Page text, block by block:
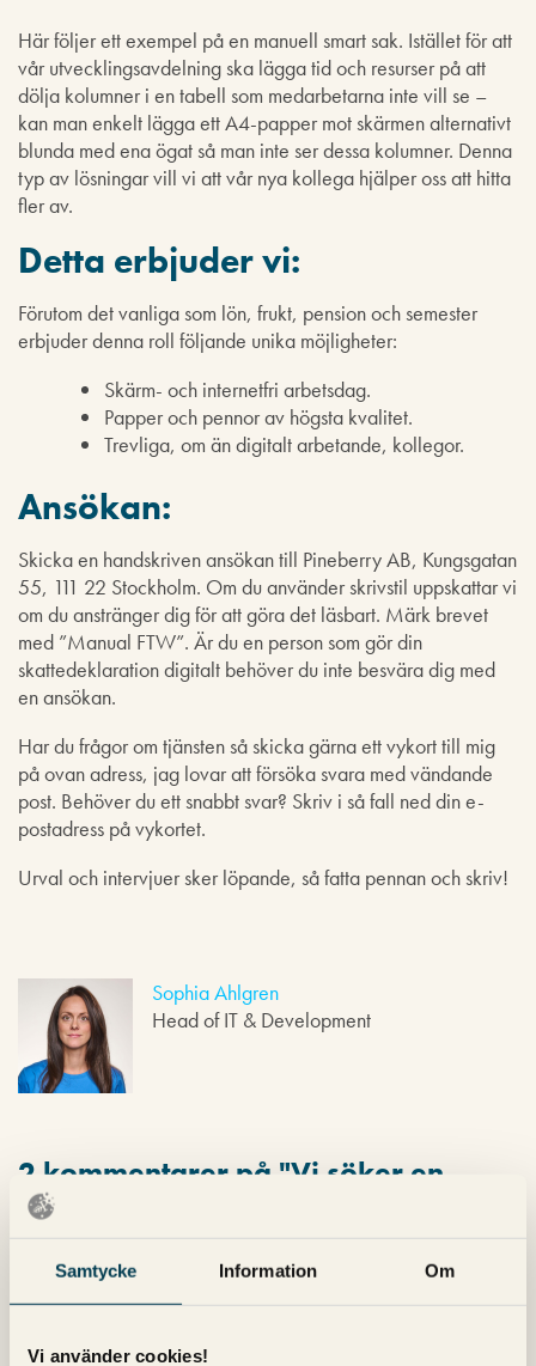
Samtycke Information Om
Vi använder cookies!
Här följer ett exempel på en manuell smart sak. Istället för att
vår utvecklingsavdelning ska lägga tid och resurser på att
dölja kolumner i en tabell som medarbetarna inte vill se –
kan man enkelt lägga ett A4-papper mot skärmen alternativt
blunda med ena ögat så man inte ser dessa kolumner. Denna
typ av lösningar vill vi att vår nya kollega hjälper oss att hitta
fler av.
Detta erbjuder vi:
Förutom det vanliga som lön, frukt, pension och semester
erbjuder denna roll följande unika möjligheter:
Skärm- och internetfri arbetsdag.
Papper och pennor av högsta kvalitet.
Trevliga, om än digitalt arbetande, kollegor.
Ansökan:
Skicka en handskriven ansökan till Pineberry AB, Kungsgatan
55, 111 22 Stockholm. Om du använder skrivstil uppskattar vi
om du anstränger dig för att göra det läsbart. Märk brevet
med ”Manual FTW”. Är du en person som gör din
skattedeklaration digitalt behöver du inte besvära dig med
en ansökan.
Har du frågor om tjänsten så skicka gärna ett vykort till mig
på ovan adress, jag lovar att försöka svara med vändande
post. Behöver du ett snabbt svar? Skriv i så fall ned din e-
postadress på vykortet.
Urval och intervjuer sker löpande, så fatta pennan och skriv!
Sophia Ahlgren
Head of IT & Development
2 kommentarer på "Vi söker en
Manual Manager
Fred Flinta
ni en flintmobil och stenar av senaste modell är jag på